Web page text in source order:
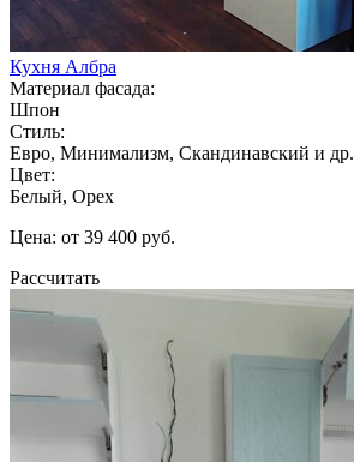
Кухня Албра
Материал фасада:
Шпон
Стиль:
Евро, Минимализм, Скандинавский и др.
Цвет:
Белый, Орех
Цена: от 39 400 руб.
Рассчитать